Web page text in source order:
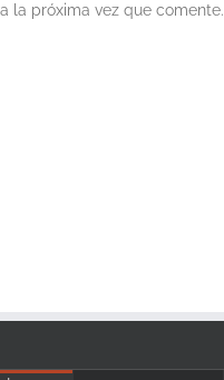
la próxima vez que comente.